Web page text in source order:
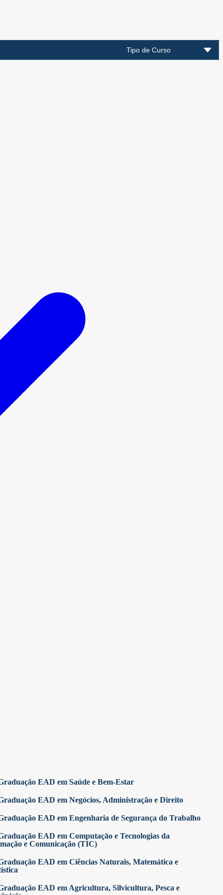
EAD em Saúde e Bem-Estar
EAD em Negócios, Administração e Direito
EAD em Engenharia de Segurança do Trabalho
EAD em Computação e Tecnologias da
e Comunicação (TIC)
EAD em Ciências Naturais, Matemática e
EAD em Agricultura, Silvicultura, Pesca e